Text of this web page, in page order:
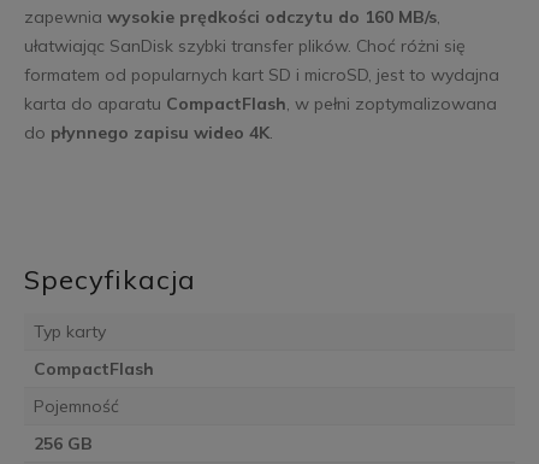
zapewnia wysokie prędkości odczytu do 160 MB/s,
ułatwiając SanDisk szybki transfer plików. Choć różni się
formatem od popularnych kart SD i microSD, jest to wydajna
karta do aparatu CompactFlash, w pełni zoptymalizowana
do płynnego zapisu wideo 4K.
Specyfikacja
Typ karty
CompactFlash
Pojemność
256 GB